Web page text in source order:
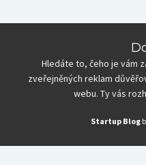
Hledáte to, čeho je vám
zveřejněných reklam
webu. Ty vás
Startup Blog